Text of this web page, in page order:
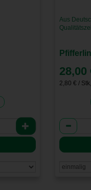
Aus
28,00
2,80 € /
Anzahl